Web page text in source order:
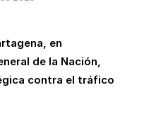
en
de la Nación,
contra el tráfico